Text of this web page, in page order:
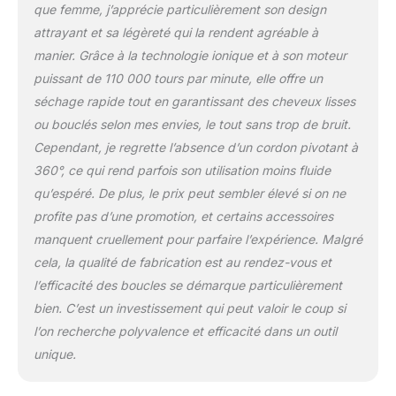
nourris en profondeur
tout en lissant et en
cheveux, réduisant ainsi
efficacement les
dommages aux cheveux.
[Air Boucleur
Automatique] Nous vous
proposons 2×32mm fer
à boucler en
gauche/droite, avec la
technologie air, ils
peuvent générer un flux
d'air puissant pour
aspirer les cheveux à la
surface du fer à friser
auto. Et grâce à l'air
chaud, le seche cheveux
que femme, j’apprécie particulièrement son design
attrayant et sa légèreté qui la rendent agréable à
manier. Grâce à la technologie ionique et à son moteur
puissant de 110 000 tours par minute, elle offre un
séchage rapide tout en garantissant des cheveux lisses
ou bouclés selon mes envies, le tout sans trop de bruit.
Cependant, je regrette l’absence d’un cordon pivotant à
360°, ce qui rend parfois son utilisation moins fluide
qu’espéré. De plus, le prix peut sembler élevé si on ne
profite pas d’une promotion, et certains accessoires
manquent cruellement pour parfaire l’expérience. Malgré
cela, la qualité de fabrication est au rendez-vous et
l’efficacité des boucles se démarque particulièrement
bien. C’est un investissement qui peut valoir le coup si
l’on recherche polyvalence et efficacité dans un outil
unique.